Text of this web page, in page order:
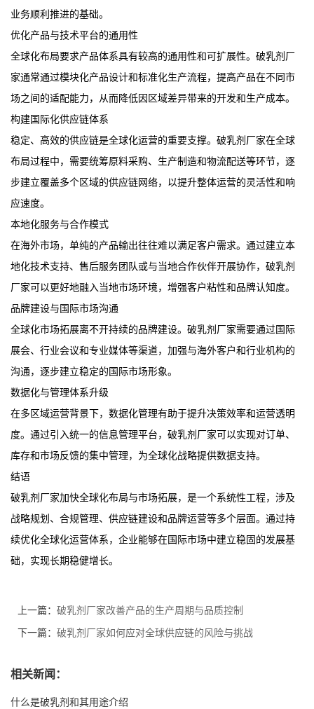
业务顺利推进的基础。
优化产品与技术平台的通用性
全球化布局要求产品体系具有较高的通用性和可扩展性。破乳剂厂
家通常通过模块化产品设计和标准化生产流程，提高产品在不同市
场之间的适配能力，从而降低因区域差异带来的开发和生产成本。
构建国际化供应链体系
稳定、高效的供应链是全球化运营的重要支撑。破乳剂厂家在全球
布局过程中，需要统筹原料采购、生产制造和物流配送等环节，逐
步建立覆盖多个区域的供应链网络，以提升整体运营的灵活性和响
应速度。
本地化服务与合作模式
在海外市场，单纯的产品输出往往难以满足客户需求。通过建立本
地化技术支持、售后服务团队或与当地合作伙伴开展协作，破乳剂
厂家可以更好地融入当地市场环境，增强客户粘性和品牌认知度。
品牌建设与国际市场沟通
全球化市场拓展离不开持续的品牌建设。破乳剂厂家需要通过国际
展会、行业会议和专业媒体等渠道，加强与海外客户和行业机构的
沟通，逐步建立稳定的国际市场形象。
数据化与管理体系升级
在多区域运营背景下，数据化管理有助于提升决策效率和运营透明
度。通过引入统一的信息管理平台，破乳剂厂家可以实现对订单、
库存和市场反馈的集中管理，为全球化战略提供数据支持。
结语
破乳剂厂家加快全球化布局与市场拓展，是一个系统性工程，涉及
战略规划、合规管理、供应链建设和品牌运营等多个层面。通过持
续优化全球化运营体系，企业能够在国际市场中建立稳固的发展基
础，实现长期稳健增长。
上一篇： 破乳剂厂家改善产品的生产周期与品质控制
下一篇： 破乳剂厂家如何应对全球供应链的风险与挑战
相关新闻：
什么是破乳剂和其用途介绍